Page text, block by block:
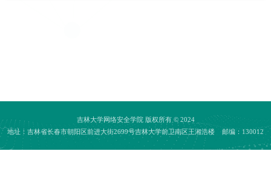
吉林大学网络安全学院 版权所有 © 2024
地址：吉林省长春市朝阳区前进大街2699号吉林大学前卫南区王湘浩楼 邮编：130012